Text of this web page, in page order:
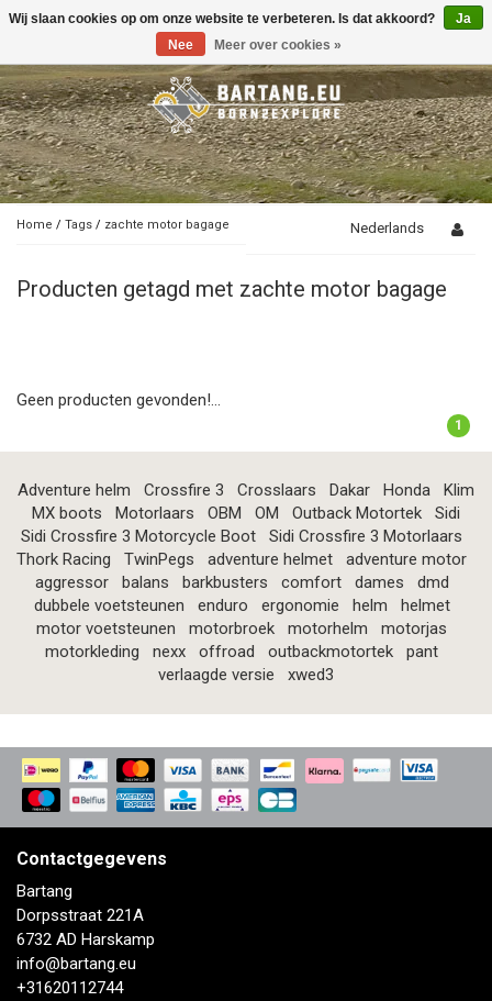
Toggle
Home / Tags / zachte motor bagage Nederlands
Producten getagd met zachte motor bagage
Geen producten gevonden!...
1
Adventure helm Crossfire 3 Crosslaars Dakar Honda
Klim
MX boots
Motorlaars OBM OM Outback Motortek
Sidi
Sidi Crossfire 3 Motorcycle Boot
Sidi Crossfire 3 Motorlaars
Thork Racing
TwinPegs adventure helmet
adventure motor
aggressor
balans barkbusters comfort dames
dmd
dubbele voetsteunen
enduro ergonomie helm
helmet
motor voetsteunen
motorbroek motorhelm
motorjas
motorkleding
nexx offroad outbackmotortek
pant
verlaagde versie
xwed3
Contactgegevens
Bartang
Dorpsstraat 221A
6732 AD Harskamp
info@bartang.eu
+31620112744
Wij slaan cookies op om onze website te verbeteren. Is dat akkoord?
Ja
Nee
Meer over cookies »